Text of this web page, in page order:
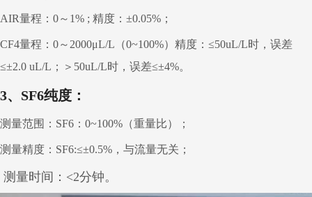
AIR量程：0～1% ; 精度：±0.05%；
CF4量程：0～2000μL/L（0~100%）精度：≤50uL/L时，误差
≤±2.0 uL/L；＞50uL/L时，误差≤±4%。
3、 SF6纯度：
测量范围：SF6：0~100%（重量比）；
测量精度：SF6:≤±0.5%，与流量无关；
测量时间：<2分钟。